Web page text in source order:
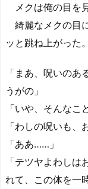
メクは俺の目を
綺麗なメクの目
ッと跳ね上がった。
「まあ、呪いの
うがの」
「いや、そんなこ
「わしの呪いも、
「ああ……」
「テツヤよわしは
れて、この体を一